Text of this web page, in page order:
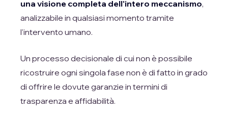
una visione completa dell'intero meccanismo,
analizzabile in qualsiasi momento tramite
l'intervento umano.
Un processo decisionale di cui non è possibile
ricostruire ogni singola fase non è di fatto in grado
di offrire le dovute garanzie in termini di
trasparenza e affidabilità.